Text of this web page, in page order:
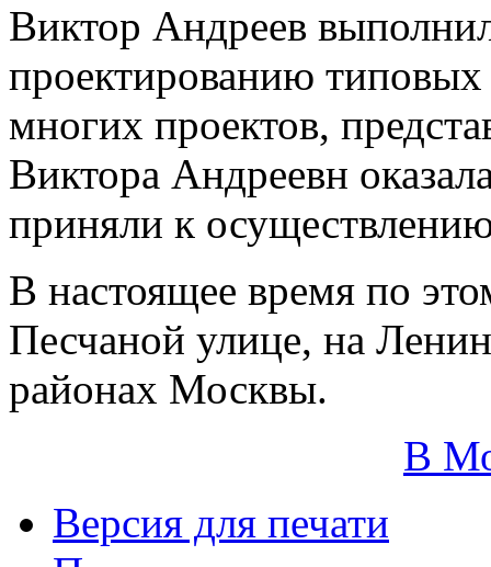
Виктор Андреев
проектированию
многих проектов,
Виктора Андреевн
приняли к
В настоящее время по
Песчаной улице, на
районах Москвы.
В
Версия для печати